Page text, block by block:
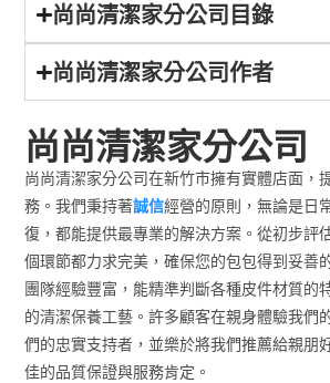
尚尚清潔家分公司目錄
尚尚清潔家分公司作者
尚尚清潔家分公司
尚尚清潔家分公司在新竹市擁有實體店面，
務。我們秉持著誠信經營的原則，無論是日
復，都能提供最專業的解決方案。從初步評
個環節都力求完美，確保您的包包得到妥善
團隊經驗豐富，能精準判斷各種皮件材質的
的清潔保養工藝。許多顧客在親身體驗我們
們的忠實支持者，並樂於將我們推薦給親朋
佳的品質保證與服務肯定。